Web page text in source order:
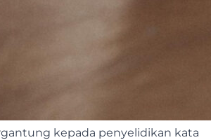
kepada penyelidikan kata